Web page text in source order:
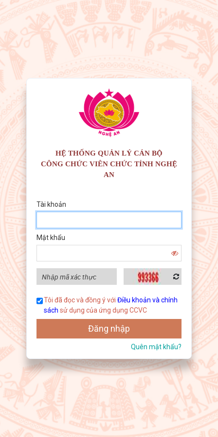
HỆ THỐNG QUẢN LÝ CÁN BỘ
CÔNG CHỨC VIÊN CHỨC TỈNH NGHỆ
Tài khoản
Mật khẩu
Tôi đã đọc và đồng ý vớiĐiều khoản và chính
sáchsử dụng của ứng dụng CCVC
Đăng nhập
Quên mật khẩu?